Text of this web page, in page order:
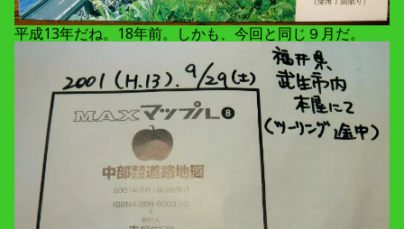
平成13年だね。18年前。しかも、今回と同じ９月だ。